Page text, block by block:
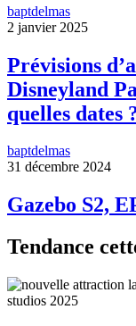
baptdelmas
2 janvier 2025
Prévisions
Disneyland
quelles dates
baptdelmas
31 décembre 2024
Gazebo S2,
Tendance